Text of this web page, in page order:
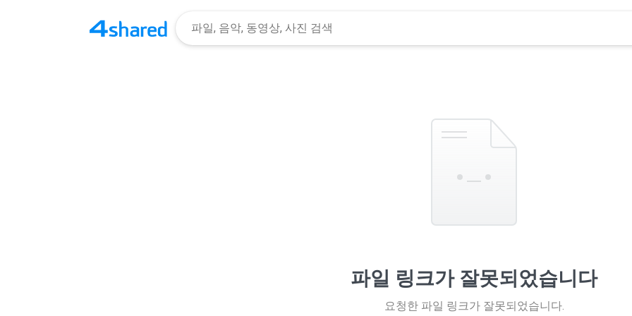
파일 링크가 잘못되었습니다
요청한 파일 링크가 잘못되었습니다.